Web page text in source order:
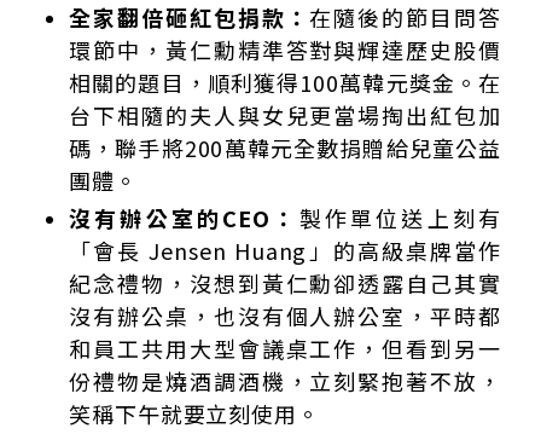
全家翻倍砸紅包捐款： 在隨後的節目問答
環節中，黃仁勳精準答對與輝達歷史股價
相關的題目，順利獲得100萬韓元獎金。在
台下相隨的夫人與女兒更當場掏出紅包加
碼，聯手將200萬韓元全數捐贈給兒童公益
團體。
沒有辦公室的CEO： 製作單位送上刻有
「會長 Jensen Huang」的高級桌牌當作
紀念禮物，沒想到黃仁勳卻透露自己其實
沒有辦公桌，也沒有個人辦公室，平時都
和員工共用大型會議桌工作，但看到另一
份禮物是燒酒調酒機，立刻緊抱著不放，
笑稱下午就要立刻使用。